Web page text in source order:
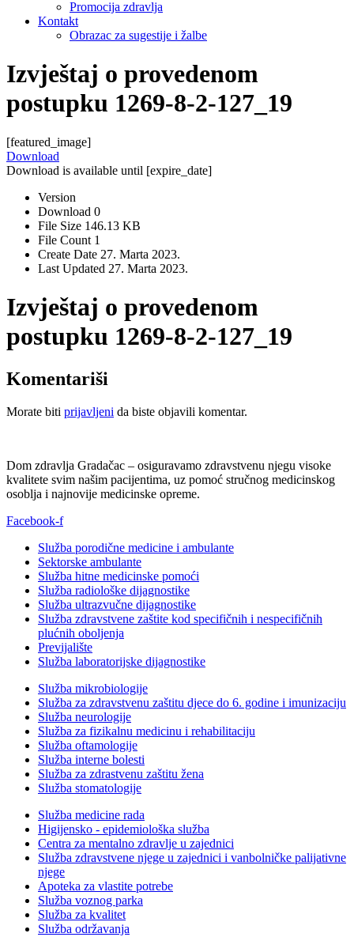
Promocija zdravlja
Kontakt
Obrazac za sugestije i žalbe
Izvještaj o provedenom
postupku 1269-8-2-127_19
[featured_image]
Download
Download is available until [expire_date]
Version
Download 0
File Size 146.13 KB
File Count 1
Create Date 27. Marta 2023.
Last Updated 27. Marta 2023.
Izvještaj o provedenom
postupku 1269-8-2-127_19
Komentariši
Morate biti prijavljeni da biste objavili komentar.
Dom zdravlja Gradačac – osiguravamo zdravstvenu njegu visoke
kvalitete svim našim pacijentima, uz pomoć stručnog medicinskog
osoblja i najnovije medicinske opreme.
Facebook-f
Služba porodične medicine i ambulante
Sektorske ambulante
Služba hitne medicinske pomoći
Služba radiološke dijagnostike
Služba ultrazvučne dijagnostike
Služba zdravstvene zaštite kod specifičnih i nespecifičnih
plućnih oboljenja
Previjalište
Služba laboratorijske dijagnostike
Služba mikrobiologije
Služba za zdravstvenu zaštitu djece do 6. godine i imunizaciju
Služba neurologije
Služba za fizikalnu medicinu i rehabilitaciju
Služba oftamologije
Služba interne bolesti
Služba za zdrastvenu zaštitu žena
Služba stomatologije
Služba medicine rada
Higijensko - epidemiološka služba
Centra za mentalno zdravlje u zajednici
Služba zdravstvene njege u zajednici i vanbolničke palijativne
njege
Apoteka za vlastite potrebe
Služba voznog parka
Služba za kvalitet
Služba održavanja